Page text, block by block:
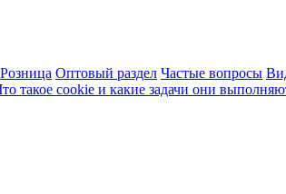
Розница Оптовый раздел Частые вопросы
такое cookie и какие задачи они